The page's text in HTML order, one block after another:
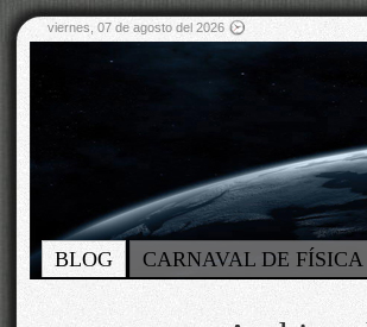
viernes, 07 de agosto del 2026
BLOG CARNAVAL DE FÍSICA